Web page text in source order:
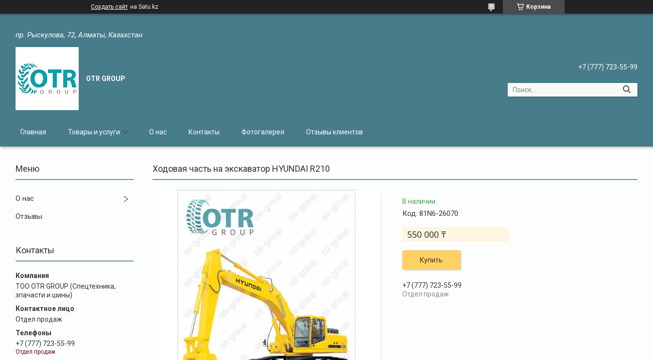
Создать сайт на Satu.kz Корзина
пр. Рыскулова, 72, Алматы, Казахстан
OTR GROUP
+7 (777) 723-55-99
Главная Товары и услуги О нас Контакты Фотогалерея Отзывы клиентов
О нас
Отзывы
Контакты
ТОО OTR GROUP (Спецтехника,
зпачасти и шины)
Отдел продаж
+7 (777) 723-55-99
Отдел продаж
Ходовая часть на экскаватор HYUNDAI R210
В наличии
Код: 81N6-26070
550 000 ₸
Купить
+7 (777) 723-55-99
Отдел продаж